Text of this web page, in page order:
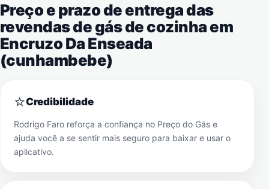
Preço e prazo de entrega das
revendas de gás de cozinha em
Encruzo Da Enseada
(cunhambebe)
⭐Credibilidade
Rodrigo Faro reforça a confiança no Preço do Gás e
ajuda você a se sentir mais seguro para baixar e usar o
aplicativo.